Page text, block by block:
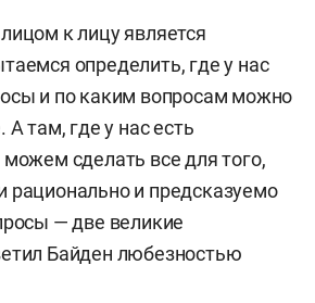
к лицу является
определить, где у нас
и по каким вопросам можно
А там, где у нас есть
сделать все для того,
рационально и предсказуемо
— две великие
Байден любезностью